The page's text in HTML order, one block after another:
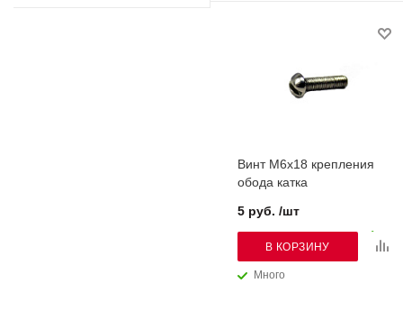
Винт М6х18 крепления
обода катка
Много
5 руб. /шт
В КОРЗИНУ